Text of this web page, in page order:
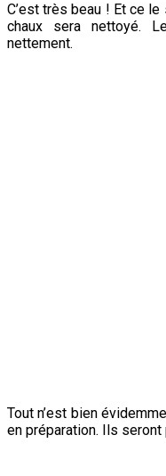
C’est très beau ! Et ce
chaux sera nettoyé.
nettement.
Tout n’est bien
en préparation. Ils